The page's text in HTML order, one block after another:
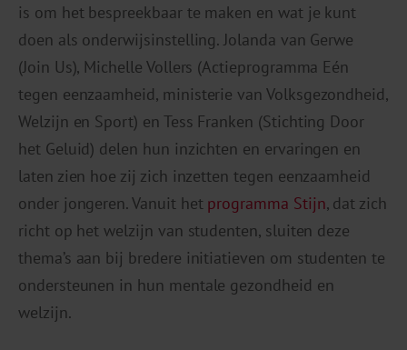
is om het bespreekbaar te maken en wat je kunt
doen als onderwijsinstelling. Jolanda van Gerwe
(Join Us), Michelle Vollers (Actieprogramma Eén
tegen eenzaamheid, ministerie van Volksgezondheid,
Welzijn en Sport) en Tess Franken (Stichting Door
het Geluid) delen hun inzichten en ervaringen en
laten zien hoe zij zich inzetten tegen eenzaamheid
onder jongeren. Vanuit het programma Stijn, dat zich
richt op het welzijn van studenten, sluiten deze
thema’s aan bij bredere initiatieven om studenten te
ondersteunen in hun mentale gezondheid en
welzijn.